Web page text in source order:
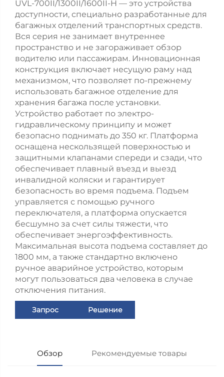
UVL-700II/1300II/1600II-H — это устройства
доступности, специально разработанные для
багажных отделений транспортных средств.
Вся серия не занимает внутреннее
пространство и не загораживает обзор
водителю или пассажирам. Инновационная
конструкция включает несущую раму над
механизмом, что позволяет по-прежнему
использовать багажное отделение для
хранения багажа после установки.
Устройство работает по электро-
гидравлическому принципу и может
безопасно поднимать до 350 кг. Платформа
оснащена нескользящей поверхностью и
защитными клапанами спереди и сзади, что
обеспечивает плавный въезд и выезд
инвалидной коляски и гарантирует
безопасность во время подъема. Подъем
управляется с помощью ручного
переключателя, а платформа опускается
бесшумно за счет силы тяжести, что
обеспечивает энергоэффективность.
Максимальная высота подъема составляет до
1800 мм, а также стандартно включено
ручное аварийное устройство, которым
могут пользоваться два человека в случае
отключения питания.
Запрос Решение
Обзор Рекомендуемые товары